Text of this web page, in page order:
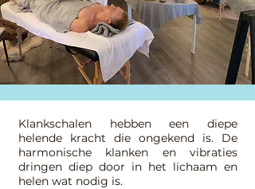
Klankschalen hebben een diepe
helende kracht die ongekend is. De
harmonische klanken en vibraties
dringen diep door in het lichaam en
helen wat nodig is.